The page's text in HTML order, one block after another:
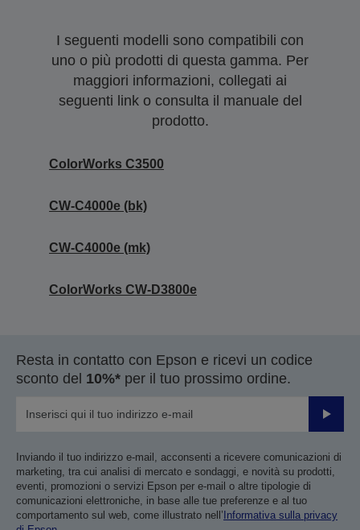
I seguenti modelli sono compatibili con
uno o più prodotti di questa gamma. Per
maggiori informazioni, collegati ai
seguenti link o consulta il manuale del
prodotto.
ColorWorks C3500
CW-C4000e (bk)
CW-C4000e (mk)
ColorWorks CW-D3800e
Resta in contatto con Epson e ricevi un codice
sconto del 10%* per il tuo prossimo ordine.
Invia
Inviando il tuo indirizzo e-mail, acconsenti a ricevere comunicazioni di
marketing, tra cui analisi di mercato e sondaggi, e novità su prodotti,
eventi, promozioni o servizi Epson per e-mail o altre tipologie di
comunicazioni elettroniche, in base alle tue preferenze e al tuo
comportamento sul web, come illustrato nell’Informativa sulla privacy